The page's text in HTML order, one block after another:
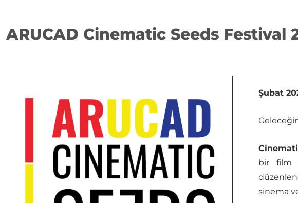
ARUCAD Cinematic Seeds Festival
Şubat
bir film
sinema